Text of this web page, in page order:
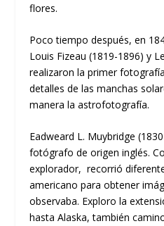
flores.
Poco tiempo después, en
Louis Fizeau (1819-1896) y
realizaron la primer
detalles de las manchas
manera la astrofotografía.
Eadweard L. Muybridge
fotógrafo de origen inglés.
explorador, recorrió
americano para obtener
observaba. Exploro la
hasta Alaska, también